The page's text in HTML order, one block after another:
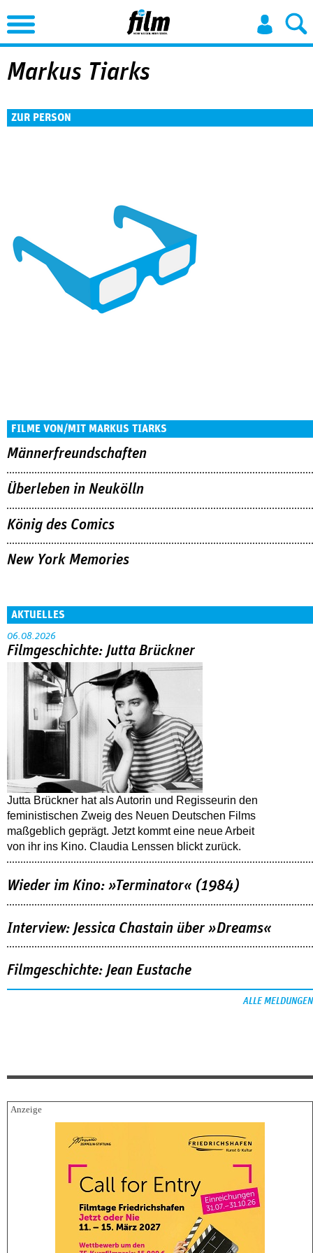
Jump to Navigation
Markus Tiarks
ZUR PERSON
FILME VON/MIT MARKUS TIARKS
Männerfreundschaften
Überleben in Neukölln
König des Comics
New York Memories
AKTUELLES
06.08.2026
Filmgeschichte: Jutta Brückner
Jutta Brückner hat als Autorin und Regisseurin den
feministischen Zweig des Neuen Deutschen Films
maßgeblich geprägt. Jetzt kommt eine neue Arbeit
von ihr ins Kino. Claudia Lenssen blickt zurück.
Wieder im Kino: »Terminator« (1984)
Interview: Jessica Chastain über »Dreams«
Filmgeschichte: Jean Eustache
ALLE MELDUNGEN